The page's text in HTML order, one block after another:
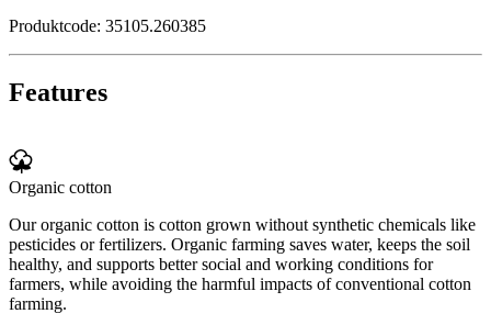
Produktcode: 35105.260385
Features
Organic cotton
Our organic cotton is cotton grown without synthetic chemicals like
pesticides or fertilizers. Organic farming saves water, keeps the soil
healthy, and supports better social and working conditions for
farmers, while avoiding the harmful impacts of conventional cotton
farming.